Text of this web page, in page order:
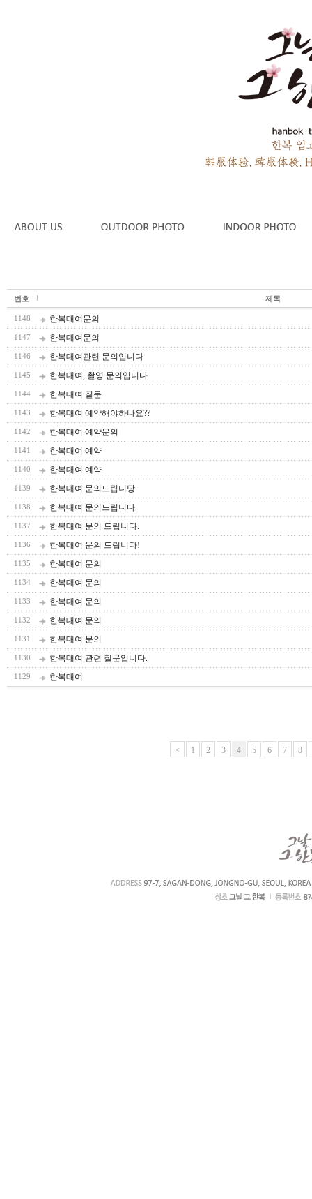
번호 제목
1148 한복대여문의
1147 한복대여문의
1146 한복대여관련 문의입니다
1145 한복대여, 촬영 문의입니다
1144 한복대여 질문
1143 한복대여 예약해야하나요??
1142 한복대여 예약문의
1141 한복대여 예약
1140 한복대여 예약
1139 한복대여 문의드립니당
1138 한복대여 문의드립니다.
1137 한복대여 문의 드립니다.
1136 한복대여 문의 드립니다!
1135 한복대여 문의
1134 한복대여 문의
1133 한복대여 문의
1132 한복대여 문의
1131 한복대여 문의
1130 한복대여 관련 질문입니다.
1129 한복대여
< 1 2 3 4 5 6 7 8